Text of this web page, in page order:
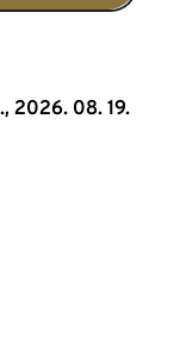
2026. 08. 19.